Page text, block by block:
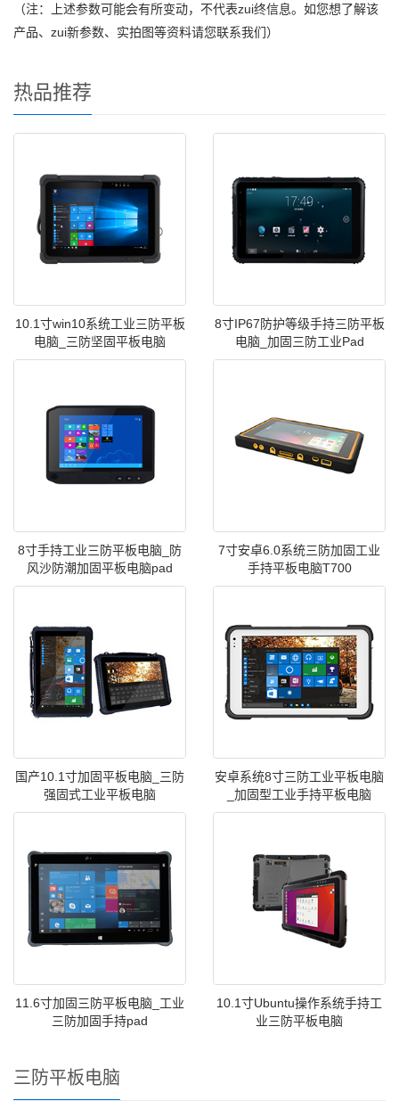
（注：上述参数可能会有所变动，不代表zui终信息。如您想了解该
产品、zui新参数、实拍图等资料请您联系我们）
热品推荐
10.1寸win10系统工业三防平板
电脑_三防坚固平板电脑
8寸IP67防护等级手持三防平板
电脑_加固三防工业Pad
8寸手持工业三防平板电脑_防
风沙防潮加固平板电脑pad
7寸安卓6.0系统三防加固工业
手持平板电脑T700
国产10.1寸加固平板电脑_三防
强固式工业平板电脑
安卓系统8寸三防工业平板电脑
_加固型工业手持平板电脑
11.6寸加固三防平板电脑_工业
三防加固手持pad
10.1寸Ubuntu操作系统手持工
业三防平板电脑
三防平板电脑